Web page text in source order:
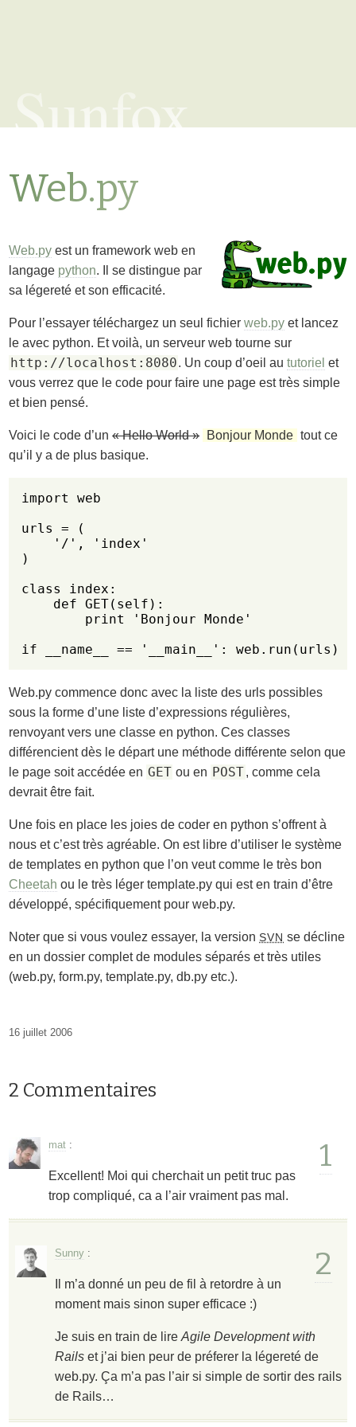
Sunfox
Web.py
Web.py est un framework web en
langage python. Il se distingue par
sa légereté et son efficacité.
Pour l’essayer téléchargez un seul fichierweb.py et lancez
le avec python. Et voilà, un serveur web tourne sur
http://localhost:8080. Un coup d’oeil aututoriel et
vous verrez que le code pour faire une page est très simple
et bien pensé.
Voici le code d’un« Hello World » Bonjour Monde tout ce
qu’il y a de plus basique.
import web
urls = (
    '/', 'index'
)
class index:
    def GET(self):
        print 'Bonjour Monde'
if __name__ == '__main__': web.run(urls)
Web.py commence donc avec la liste des urls possibles
sous la forme d’une liste d’expressions régulières,
renvoyant vers une classe en python. Ces classes
différencient dès le départ une méthode différente selon que
le page soit accédée en GET ou en POST, comme cela
devrait être fait.
Une fois en place les joies de coder en python s’offrent à
nous et c’est très agréable. On est libre d’utiliser le système
de templates en python que l’on veut comme le très bon
Cheetah ou le très léger template.py qui est en train d’être
développé, spécifiquement pour web.py.
Noter que si vous voulez essayer, la versionSVN se décline
en un dossier complet de modules séparés et très utiles
(web.py, form.py, template.py, db.py etc.).
16 juillet 2006
2 Commentaires
1
mat :
Excellent! Moi qui cherchait un petit truc pas
trop compliqué, ca a l’air vraiment pas mal.
2
Sunny :
Il m’a donné un peu de fil à retordre à un
moment mais sinon super efficace :)
Je suis en train de lireAgile Development with
Rails et j’ai bien peur de préferer la légereté de
web.py. Ça m’a pas l’air si simple de sortir des rails
de Rails…